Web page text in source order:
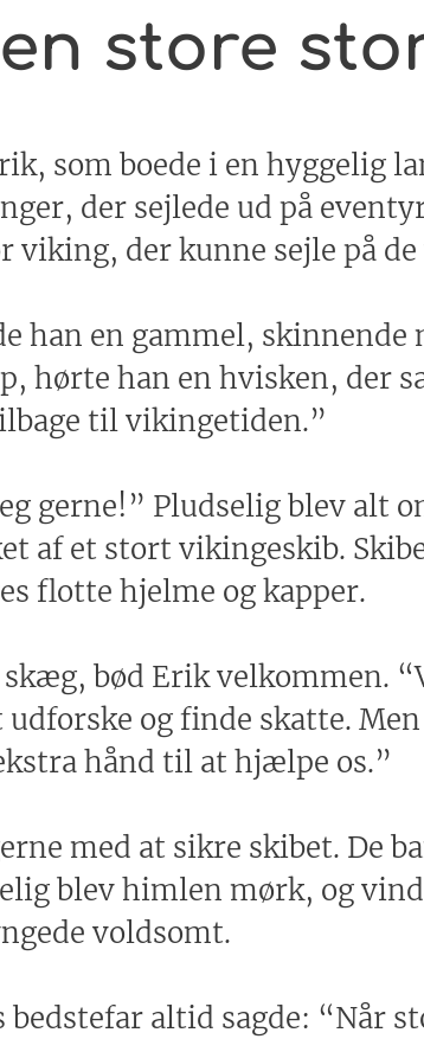
store
som boede i en hyggelig
der sejlede ud på
viking, der kunne sejle på
han en gammel,
hørte han en hvisken, der
til vikingetiden.”
gerne!” Pludselig blev alt
af et stort vikingeskib.
flotte hjelme og kapper.
bød Erik velkommen.
og finde skatte.
hånd til at hjælpe os.”
med at sikre skibet. De
blev himlen mørk, og
voldsomt.
altid sagde: “Når